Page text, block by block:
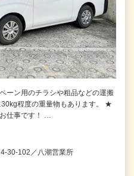
ーン用のチラシや粗品などの運搬
程度の重量物もあります。 ★
仕事です！ …
30-102／八潮営業所